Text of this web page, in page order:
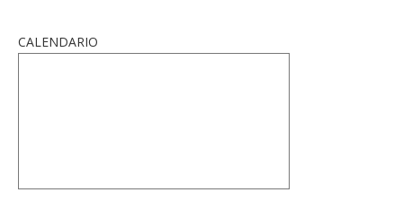
CALENDARIO